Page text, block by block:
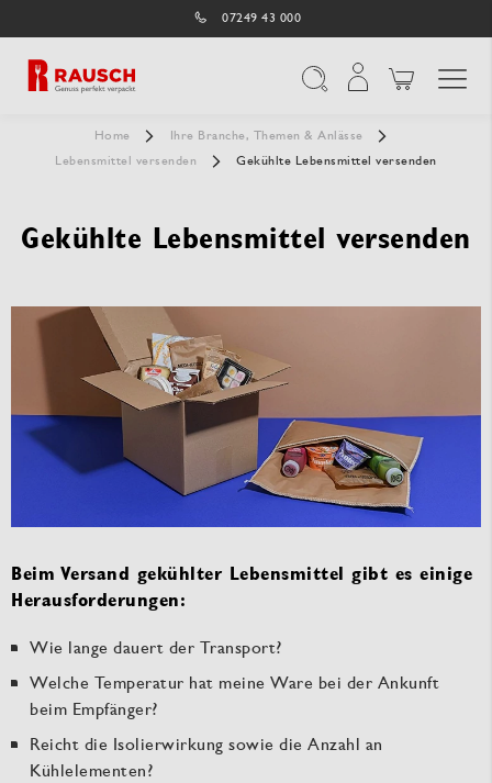
07249 43 000
Home
Ihre Branche, Themen & Anlässe
Lebensmittel versenden
Gekühlte Lebensmittel versenden
Gekühlte Lebensmittel versenden
Beim Versand gekühlter Lebensmittel gibt es einige
Herausforderungen:
Wie lange dauert der Transport?
Welche Temperatur hat meine Ware bei der Ankunft
beim Empfänger?
Reicht die Isolierwirkung sowie die Anzahl an
Kühlelementen?